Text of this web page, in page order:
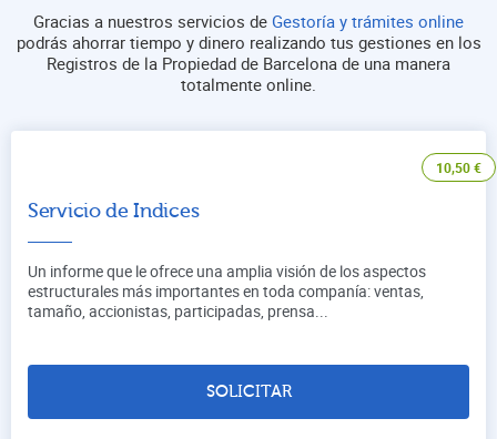
Gracias a nuestros servicios de Gestoría y trámites online
podrás ahorrar tiempo y dinero realizando tus gestiones en los
Registros de la Propiedad de Barcelona de una manera
totalmente online.
10,50€
Servicio de Indices
Un informe que le ofrece una amplia visión de los aspectos
estructurales más importantes en toda companía: ventas,
tamaño, accionistas, participadas, prensa...
SOLICITAR